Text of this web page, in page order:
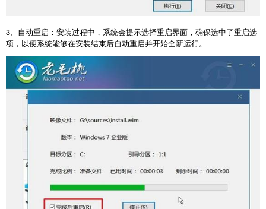
3、自动重启：安装过程中，系统会提示选择重启界面，确保选中了重启选
项，以便系统能够在安装结束后自动重启并开始全新运行。